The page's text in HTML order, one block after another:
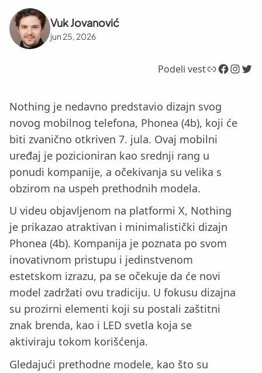
Vuk Jovanović
jun 25, 2026
Podeli vestLink Facebook InstagramTwitter
Nothing je nedavno predstavio dizajn svog
novog mobilnog telefona, Phonea (4b), koji će
biti zvanično otkriven 7. jula. Ovaj mobilni
uređaj je pozicioniran kao srednji rang u
ponudi kompanije, a očekivanja su velika s
obzirom na uspeh prethodnih modela.
U videu objavljenom na platformi X, Nothing
je prikazao atraktivan i minimalistički dizajn
Phonea (4b). Kompanija je poznata po svom
inovativnom pristupu i jedinstvenom
estetskom izrazu, pa se očekuje da će novi
model zadržati ovu tradiciju. U fokusu dizajna
su prozirni elementi koji su postali zaštitni
znak brenda, kao i LED svetla koja se
aktiviraju tokom korišćenja.
Gledajući prethodne modele, kao što su